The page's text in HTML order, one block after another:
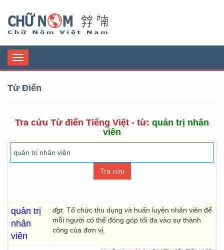
Toggle
navigation
Từ Điển
Tra cứu Từ điển Tiếng Việt - từ: quản trị nhân
viên
quản trị
nhân
viên
đgt. Tổ chức thu dụng và huấn luyện nhân viên để
mỗi người có thể đóng góp tối đa vào sự thành
công của đơn vị.